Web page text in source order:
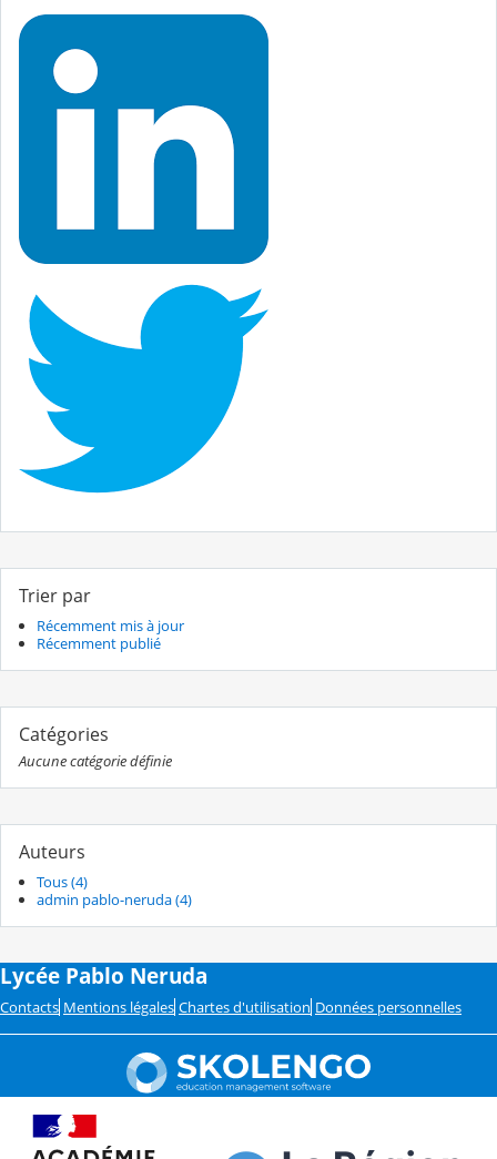
Trier par
Récemment mis à jour
Récemment publié
Catégories
Aucune catégorie définie
Auteurs
Tous (4)
admin pablo-neruda (4)
Lycée Pablo Neruda
Contacts Mentions légales Chartes d'utilisation Données personnelles